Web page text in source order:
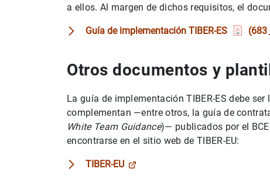
a ellos. Al margen de dichos requisitos, el
Guía de implementación TIBER-ES (683
Otros documentos y
La guía de implementación TIBER-ES debe
complementan —entre otros, la guía de
White Team Guidance)— publicados por el
encontrarse en el sitio web de TIBER-EU:
TIBER-EU